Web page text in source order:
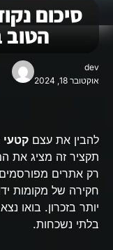
סיכום
הטוב
dev
אוקטובר 18, 2024
להבין את עצם קטעי
תקציר זה מציג את
רק אתרים
חקירה של מקומות
יותר בזכרון. בואו
בלתי נשכחות.